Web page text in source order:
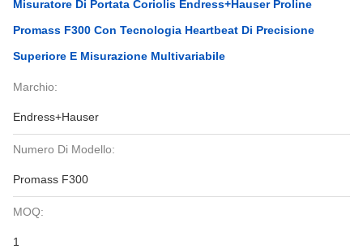
Misuratore Di Portata Coriolis Endress+Hauser Proline
Promass F300 Con Tecnologia Heartbeat Di Precisione
Superiore E Misurazione Multivariabile
Marchio:
Endress+Hauser
Numero Di Modello:
Promass F300
MOQ:
1